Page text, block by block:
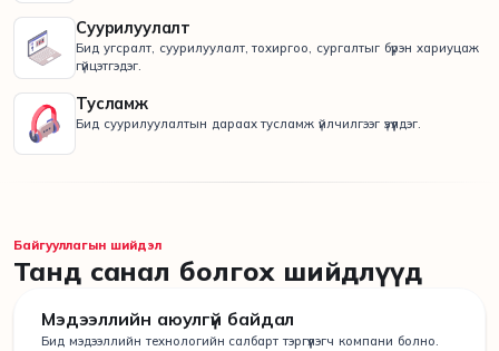
Суурилуулалт
Бид угсралт, суурилуулалт, тохиргоо, сургалтыг бүрэн хариуцаж
гүйцэтгэдэг.
Тусламж
Бид суурилуулалтын дараах тусламж үйлчилгээг үзүүлдэг.
Байгууллагын шийдэл
Танд санал болгох шийдлүүд
Мэдээллийн аюулгүй байдал
Бид мэдээллийн технологийн салбарт тэргүүлэгч компани болно.